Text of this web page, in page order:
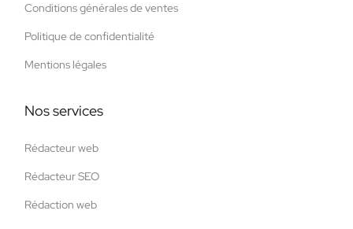
Conditions générales de ventes
Politique de confidentialité
Mentions légales
Nos services
Rédacteur web
Rédacteur SEO
Rédaction web